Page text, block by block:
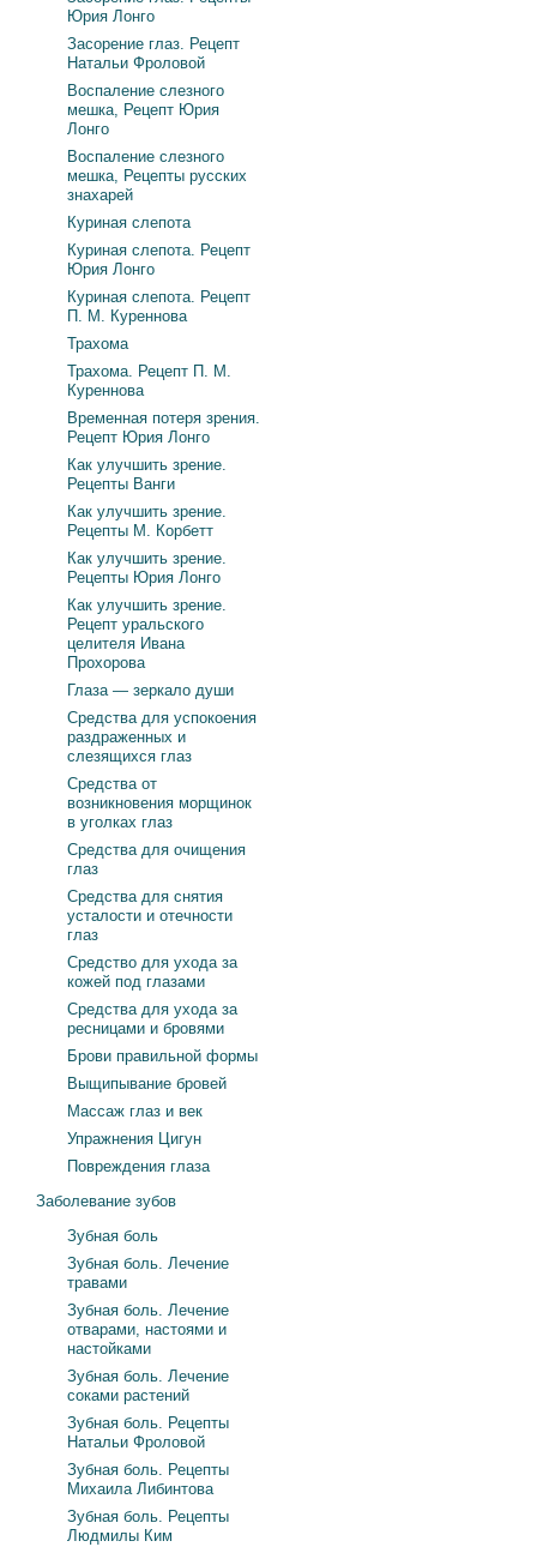
Юрия Лонго
Засорение глаз. Рецепт
Натальи Фроловой
Воспаление слезного
мешка, Рецепт Юрия
Лонго
Воспаление слезного
мешка, Рецепты русских
знахарей
Куриная слепота
Куриная слепота. Рецепт
Юрия Лонго
Куриная слепота. Рецепт
П. М. Куреннова
Трахома
Трахома. Рецепт П. М.
Куреннова
Временная потеря зрения.
Рецепт Юрия Лонго
Как улучшить зрение.
Рецепты Ванги
Как улучшить зрение.
Рецепты М. Корбетт
Как улучшить зрение.
Рецепты Юрия Лонго
Как улучшить зрение.
Рецепт уральского
целителя Ивана
Прохорова
Глаза — зеркало души
Средства для успокоения
раздраженных и
слезящихся глаз
Средства от
возникновения морщинок
в уголках глаз
Средства для очищения
глаз
Средства для снятия
усталости и отечности
глаз
Средство для ухода за
кожей под глазами
Средства для ухода за
ресницами и бровями
Брови правильной формы
Выщипывание бровей
Массаж глаз и век
Упражнения Цигун
Повреждения глаза
Заболевание зубов
Зубная боль
Зубная боль. Лечение
травами
Зубная боль. Лечение
отварами, настоями и
настойками
Зубная боль. Лечение
соками растений
Зубная боль. Рецепты
Натальи Фроловой
Зубная боль. Рецепты
Михаила Либинтова
Зубная боль. Рецепты
Людмилы Ким